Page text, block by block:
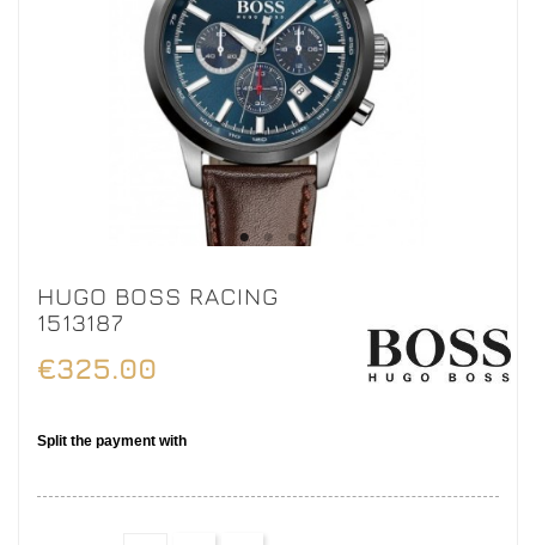
HUGO BOSS RACING
1513187
€325.00